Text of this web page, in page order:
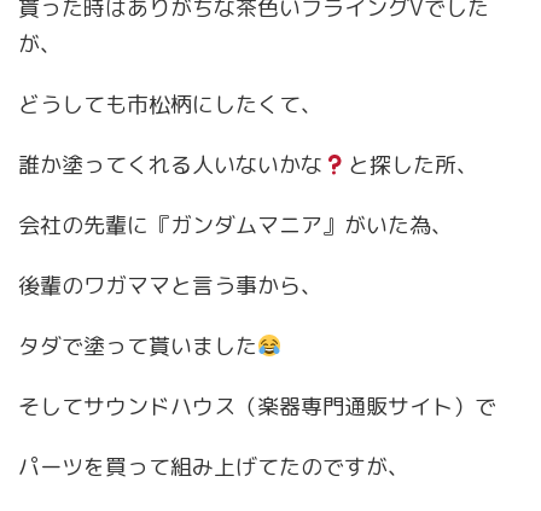
貰った時はありがちな茶色いフライングVでした
が、
どうしても市松柄にしたくて、
誰か塗ってくれる人いないかな
と探した所、
会社の先輩に『ガンダムマニア』がいた為、
後輩のワガママと言う事から、
タダで塗って貰いました
そしてサウンドハウス（楽器専門通販サイト）で
パーツを買って組み上げてたのですが、